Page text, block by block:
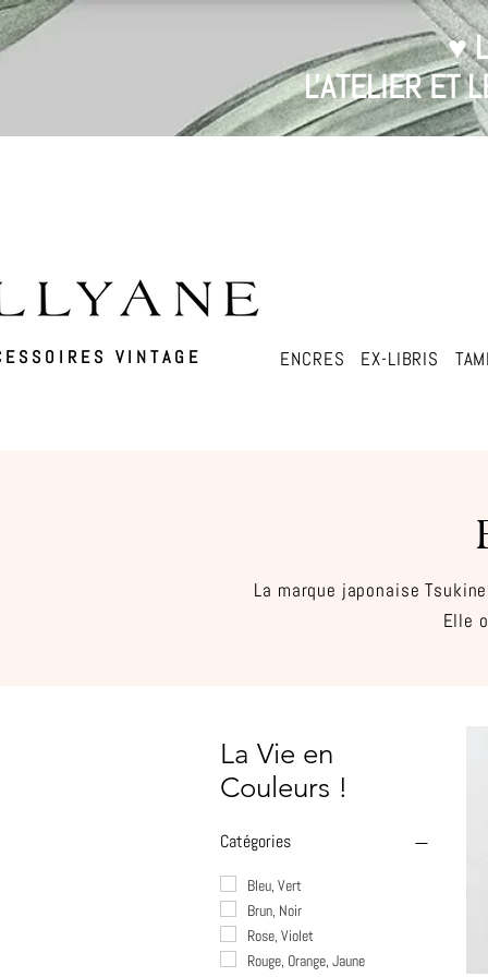
♥
L'ATELIER ET
VINTAGE ENCRES EX-LIBRIS
La marque japonaise
Elle
La Vie en
Couleurs !
Catégories
Bleu, Vert
Brun, Noir
Rose, Violet
Rouge, Orange, Jaune